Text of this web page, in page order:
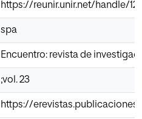
https://reunir.unir.net/handle/
spa
Encuentro: revista de
;vol. 23
https://